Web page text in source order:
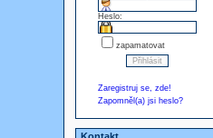
Heslo:
zapamatovat
Zaregistruj se, zde!
Zapomněl(a) jsi heslo?